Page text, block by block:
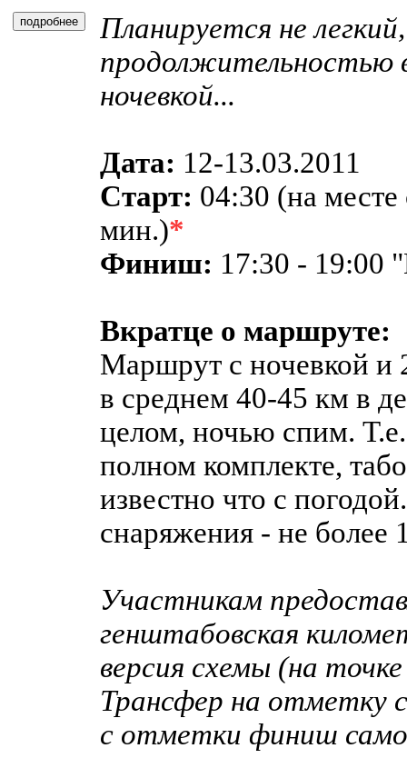
Планируется не легкий,
продолжительностью
ночевкой...
Дата: 12-13.03.2011
Старт: 04:30 (на месте
мин.)*
Финиш: 17:30 - 19:00
Вкратце о маршруте:
Маршрут с ночевкой и
в среднем 40-45 км в
целом, ночью спим.
полном комплекте,
известно что с
снаряжения - не более
Участникам
генштабовская
версия схемы (на
Трансфер на отметку
с отметки финиш